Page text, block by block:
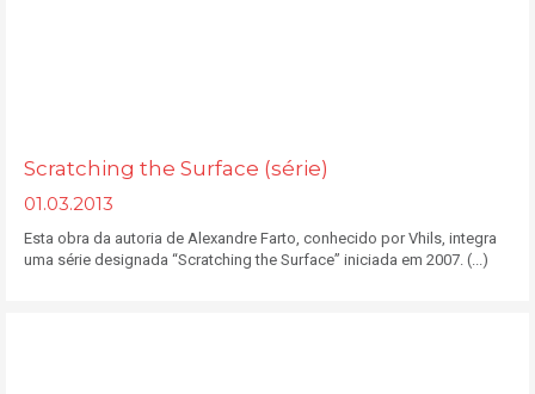
Scratching the Surface (série)
01.03.2013
Esta obra da autoria de Alexandre Farto, conhecido por Vhils, integra
uma série designada “Scratching the Surface” iniciada em 2007. (...)